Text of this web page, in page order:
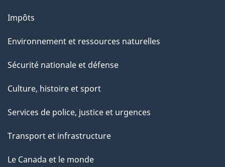
Impôts
Environnement et ressources naturelles
Sécurité nationale et défense
Culture, histoire et sport
Services de police, justice et urgences
Transport et infrastructure
Le Canada et le monde